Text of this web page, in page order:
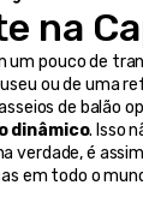
na
um pouco de
ou de uma
de balão
dinâmico. Isso
verdade, é
em todo o